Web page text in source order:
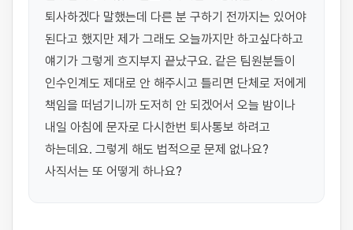
퇴사하겠다 말했는데 다른 분 구하기 전까지는 있어야
된다고 했지만 제가 그래도 오늘까지만 하고싶다하고
얘기가 그렇게 흐지부지 끝났구요. 같은 팀원분들이
인수인계도 제대로 안 해주시고 틀리면 단체로 저에게
책임을 떠넘기니까 도저히 안 되겠어서 오늘 밤이나
내일 아침에 문자로 다시한번 퇴사통보 하려고
하는데요. 그렇게 해도 법적으로 문제 없나요?
사직서는 또 어떻게 하나요?